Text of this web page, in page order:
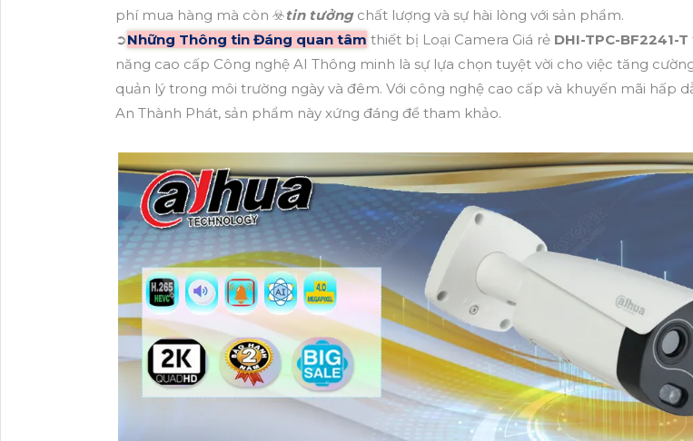
phí mua hàng mà còn ☣️tin tưởngchất lượng và sự hài lòng với sản phẩm.
➲Những Thông tin Đáng quan tâm thiết bị Loại Camera Giá rẻ DHI-TPC-BF2241-T
năng cao cấp Công nghệ AI Thông minh là sự lựa chọn tuyệt vời cho việc tăng
quản lý trong môi trường ngày và đêm. Với công nghệ cao cấp và khuyến mãi hấp
An Thành Phát, sản phẩm này xứng đáng để tham khảo.